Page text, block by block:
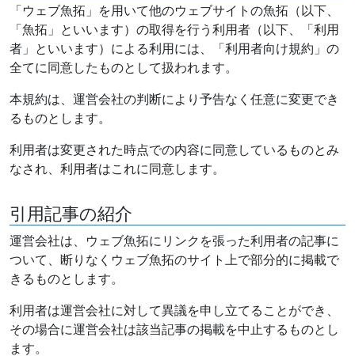
「ウェブ魚拓」を用いて他のウェブサイトの魚拓（以下、
「魚拓」といいます）の取得を行う利用者（以下、「利用
者」といいます）による利用には、「利用者向け規約」の
全てに同意したものとして扱われます。
本規約は、運営会社の判断により予告なく任意に変更でき
るものとします。
利用者は変更された時点での内容に同意しているものとみ
なされ、利用者はこれに同意します。
引用記事の紹介
運営会社は、ウェブ魚拓にリンクを張った利用者の記事に
ついて、断りなくウェブ魚拓のサイト上で部分的に掲載で
きるものとします。
利用者は運営会社に対して異議を申し立てることができ、
その場合に運営会社は該当記事の掲載を中止するものとし
ます。